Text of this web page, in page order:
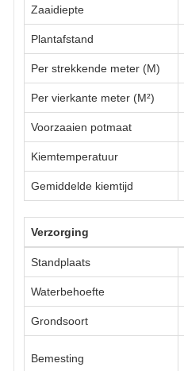
Zaaidiepte
Plantafstand
Per strekkende meter (M)
Per vierkante meter (M²)
Voorzaaien potmaat
Kiemtemperatuur
Gemiddelde kiemtijd
Verzorging
Standplaats
Waterbehoefte
Grondsoort
Bemesting